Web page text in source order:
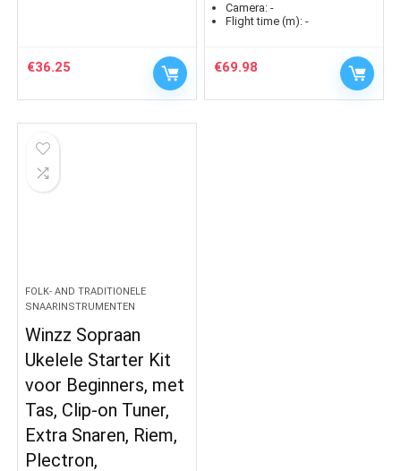
€36.25
Camera: -
Flight time (m): -
€69.98
FOLK- AND TRADITIONELE
SNAARINSTRUMENTEN
Winzz Sopraan
Ukelele Starter Kit
voor Beginners, met
Tas, Clip-on Tuner,
Extra Snaren, Riem,
Plectron,